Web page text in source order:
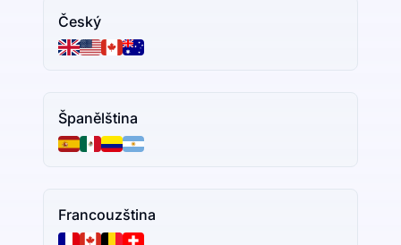
Český
Španělština
Francouzština